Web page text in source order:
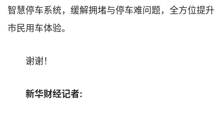
智慧停车系统，缓解拥堵与停车难问题，全方位提升
市民用车体验。
谢谢！
新华财经记者: